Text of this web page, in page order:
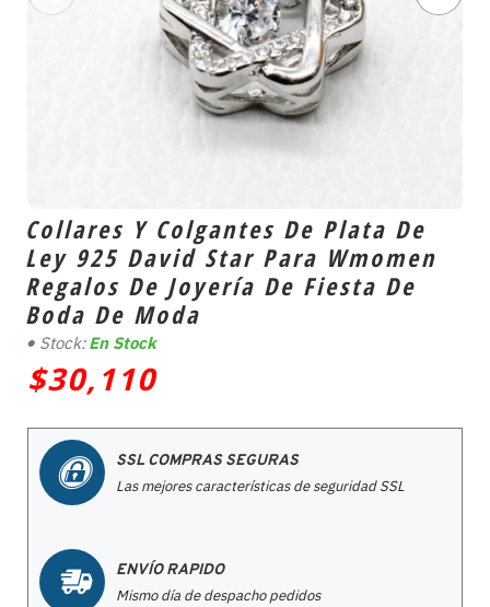
Collares Y Colgantes De Plata De
Ley 925 David Star Para Wmomen
Regalos De Joyería De Fiesta De
Boda De Moda
$30,110
Stock: En Stock
SSL COMPRAS SEGURAS
Las mejores características de seguridad SSL
ENVÍO RAPIDO
Mismo día de despacho pedidos